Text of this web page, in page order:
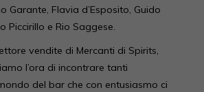
Garante, Flavia d’Esposito, Guido
Piccirillo e Rio Saggese.
vendite di Mercanti di Spirits,
l’ora di incontrare tanti
del bar che con entusiasmo ci